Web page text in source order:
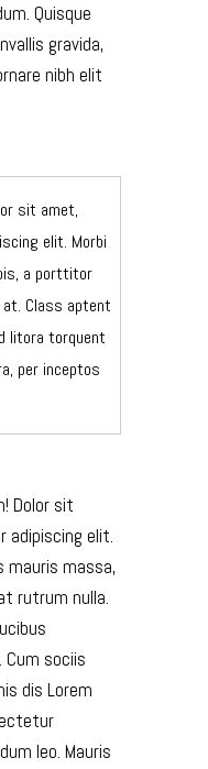
Quisque
gravida,
nibh elit
sit amet,
elit. Morbi
a porttitor
Class aptent
litora torquent
per inceptos
Dolor sit
adipiscing elit.
mauris massa,
rutrum nulla.
sociis
dis Lorem
leo. Mauris